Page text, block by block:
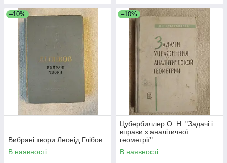
–10%
Вибрані твори Леонід Глібов
В наявності
–10%
Цубербиллер О. Н. "Задачі і
вправи з аналітичної
геометрії"
В наявності